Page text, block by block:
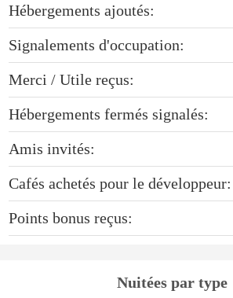
Hébergements ajoutés:
Signalements d'occupation:
Merci / Utile reçus:
Hébergements fermés signalés:
Amis invités:
Cafés achetés pour le développeur:
Points bonus reçus:
Nuitées par type